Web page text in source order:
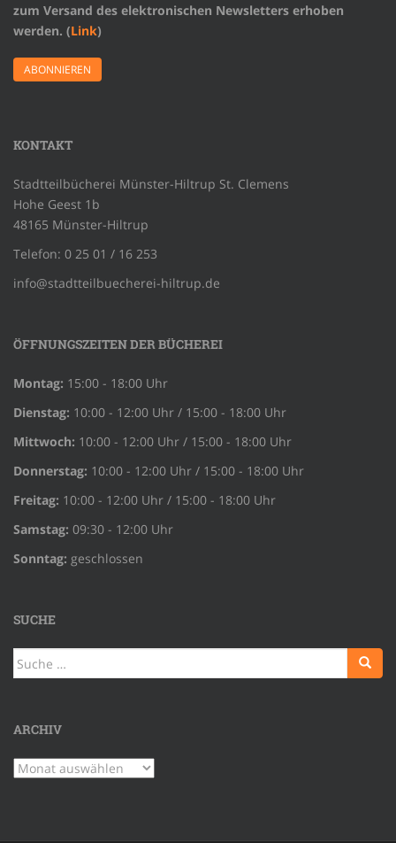
zum Versand des elektronischen Newsletters erhoben
werden. (Link)
KONTAKT
Stadtteilbücherei Münster-Hiltrup St. Clemens
Hohe Geest 1b
48165 Münster-Hiltrup
Telefon: 0 25 01 / 16 253
info@stadtteilbuecherei-hiltrup.de
ÖFFNUNGSZEITEN DER BÜCHEREI
Montag: 15:00 - 18:00 Uhr
Dienstag: 10:00 - 12:00 Uhr / 15:00 - 18:00 Uhr
Mittwoch: 10:00 - 12:00 Uhr / 15:00 - 18:00 Uhr
Donnerstag: 10:00 - 12:00 Uhr / 15:00 - 18:00 Uhr
Freitag: 10:00 - 12:00 Uhr / 15:00 - 18:00 Uhr
Samstag: 09:30 - 12:00 Uhr
Sonntag: geschlossen
SUCHE
Suche
nach:
ARCHIV
Archiv